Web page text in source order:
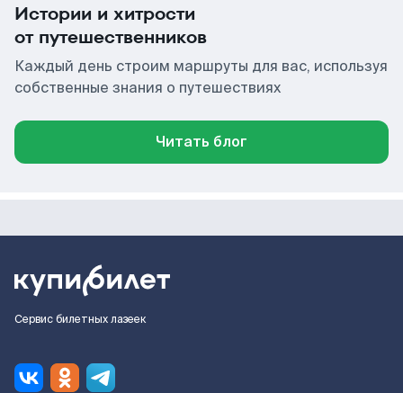
Истории и хитрости
от путешественников
Каждый день строим маршруты для вас, используя
собственные знания о путешествиях
Читать блог
Сервис билетных лазеек